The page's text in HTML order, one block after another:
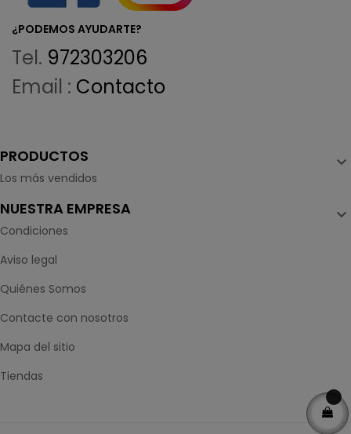
¿PODEMOS AYUDARTE?
Tel. 972303206
Email : Contacto
PRODUCTOS 
Los más vendidos
NUESTRA EMPRESA 
Condiciones
Aviso legal
Quiénes Somos
Contacte con nosotros
Mapa del sitio
Tiendas